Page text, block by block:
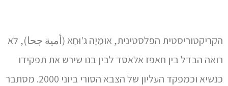
הקריקטוריסטית הפלסטינית, אוּמַיַה ג'וּחַא (أمية جحا), לא
רואה הבדל בין חאפז אלאסד לבין בנו שירש את תפקידו
כנשיא וכמפקד העליון של הצבא הסורי ביוני 2000. מסתבר